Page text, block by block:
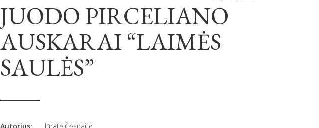
JUODO PIRCELIANO
AUSKARAI “LAIMĖS
SAULĖS”
Autorius:
Jūratė Čėsnaitė